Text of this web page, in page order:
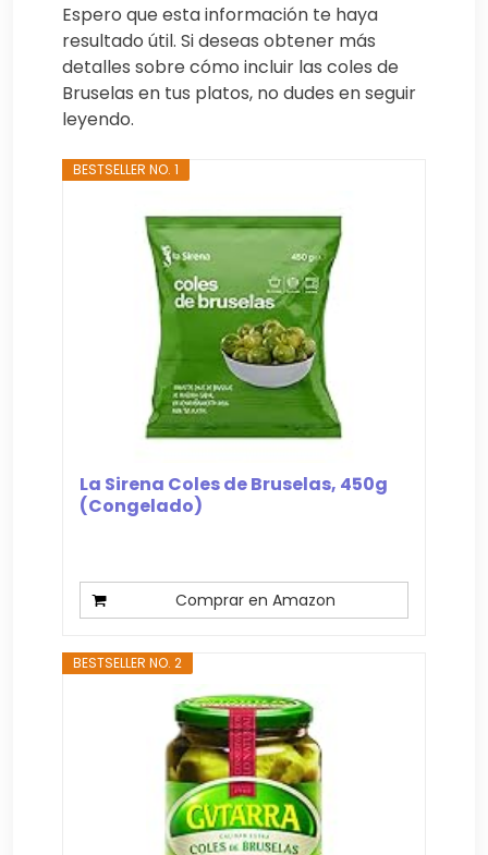
Espero que esta información te haya
resultado útil. Si deseas obtener más
detalles sobre cómo incluir las coles de
Bruselas en tus platos, no dudes en seguir
leyendo.
BESTSELLER NO. 1
La Sirena Coles de Bruselas, 450g
(Congelado)
Comprar en Amazon
BESTSELLER NO. 2